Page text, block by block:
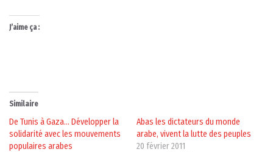
J’aime ça :
Similaire
De Tunis à Gaza… Développer la
solidarité avec les mouvements
populaires arabes
Abas les dictateurs du monde
arabe, vivent la lutte des peuples
20 février 2011